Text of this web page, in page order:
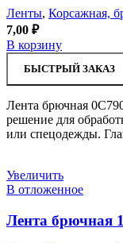
Ленты, Корсажная,
7,00 ₽
В корзину
БЫСТРЫЙ ЗАКАЗ
Лента брючная
решение для
или спецодежды.
Увеличить
В отложенное
Лента брючная